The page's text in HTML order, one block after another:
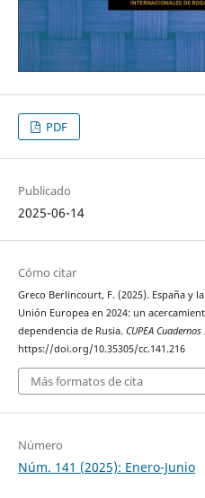
PDF
Publicado
2025-06-14
Cómo citar
Greco Berlincourt, F. (2025). España y
Unión Europea en 2024: un
dependencia de Rusia. CUPEA
https://doi.org/10.35305/cc.141.216
Más formatos de cita
Número
Núm. 141 (2025): Enero-Junio